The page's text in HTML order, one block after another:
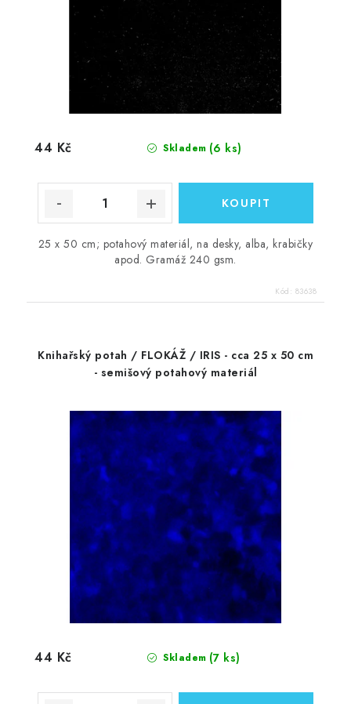
Skladem (6 ks)
44 Kč
25 x 50 cm; potahový materiál, na desky, alba, krabičky
apod. Gramáž 240 gsm.
Kód: 83638
Knihařský potah / FLOKÁŽ / IRIS - cca 25 x 50 cm
- semišový potahový materiál
Skladem (7 ks)
44 Kč